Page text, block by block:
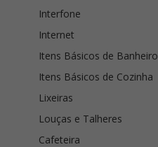
Interfone
Internet
Itens Básicos de Banheiro
Itens Básicos de Cozinha
Lixeiras
Louças e Talheres
Cafeteira